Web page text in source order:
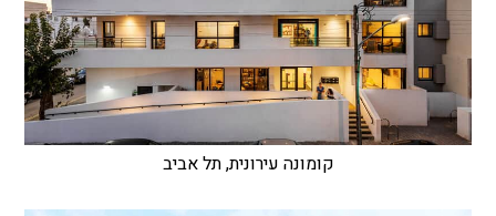
קומונה עירונית, תל אביב